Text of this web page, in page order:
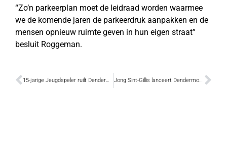
“Zo’n parkeerplan moet de leidraad worden waarmee
we de komende jaren de parkeerdruk aanpakken en de
mensen opnieuw ruimte geven in hun eigen straat”
besluit Roggeman.
15-jarige Jeugdspeler ruilt Dendermonde Rugby Club voor Engelse club Jong Sint-Gillis lanceert Dendermondse Voetbalschool